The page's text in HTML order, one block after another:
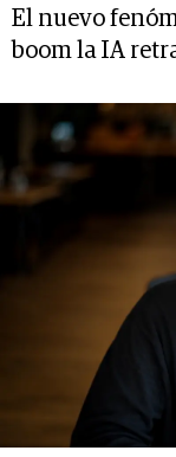
El nuevo
boom la IA